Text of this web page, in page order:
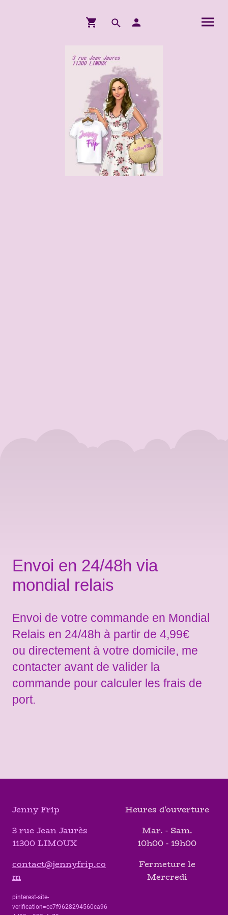
Envoi en 24/48h via
mondial relais
Envoi de votre commande en Mondial
Relais en 24/48h à partir de 4,99€
ou directement à votre domicile, me
contacter avant de valider la
commande pour calculer les frais de
port.
Jenny Frip
3 rue Jean Jaurès
11300 LIMOUX
contact@jennyfrip.co
m
pinterest-site-
verification=ce7f9628294560ca96
Heures d'ouverture
Mar. - Sam.
10h00 - 19h00
Fermeture le
Mercredi